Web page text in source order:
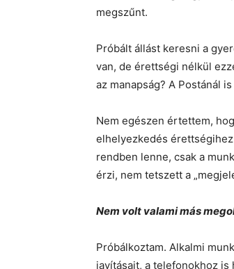
megszűnt.
Próbált állást keresni a
van, de érettségi nélkül
az manapság? A Postánál
Nem egészen értettem,
elhelyezkedés
rendben lenne, csak a
érzi, nem tetszett a
Nem volt valami más
Próbálkoztam. Alkalmi
javításait, a telefonokhoz